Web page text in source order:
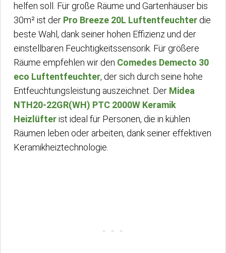
helfen soll. Für große Räume und Gartenhäuser bis
30m² ist der Pro Breeze 20L Luftentfeuchter die
beste Wahl, dank seiner hohen Effizienz und der
einstellbaren Feuchtigkeitssensorik. Für größere
Räume empfehlen wir den Comedes Demecto 30
eco Luftentfeuchter, der sich durch seine hohe
Entfeuchtungsleistung auszeichnet. Der Midea
NTH20-22GR(WH) PTC 2000W Keramik
Heizlüfterist ideal für Personen, die in kühlen
Räumen leben oder arbeiten, dank seiner effektiven
Keramikheiztechnologie.